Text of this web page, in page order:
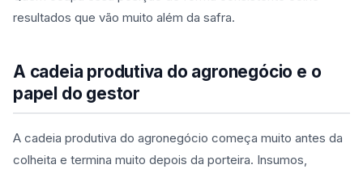
resultados que vão muito além da safra.
A cadeia produtiva do agronegócio e o
papel do gestor
A cadeia produtiva do agronegócio começa muito antes da
colheita e termina muito depois da porteira. Insumos,